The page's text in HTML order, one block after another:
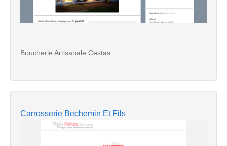
Boucherie Artisanale Cestas
Carrosserie Bechemin Et Fils